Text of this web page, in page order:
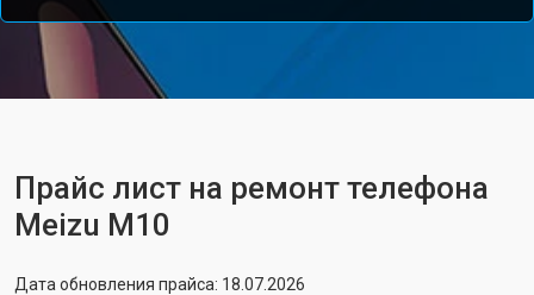
Прайс лист на ремонт телефона
Meizu M10
Дата обновления прайса: 18.07.2026